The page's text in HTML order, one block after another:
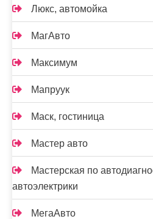
Люкс, автомойка
МагАвто
Максимум
Мапруук
Маск, гостиница
Мастер авто
Мастерская по
автоэлектрики
МегаАвто